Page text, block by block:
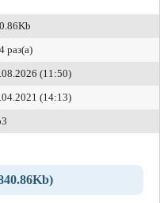
раз(а)
(11:50)
(14:13)